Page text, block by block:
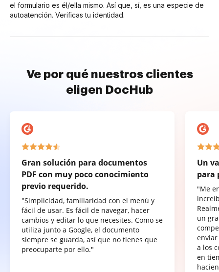
el formulario es él/ella mismo. Así que, sí, es una especie de
autoatención. Verificas tu identidad.
Ve por qué nuestros clientes
eligen DocHub
Gran solución para documentos
PDF con muy poco conocimiento
previo requerido.
"Simplicidad, familiaridad con el menú y
fácil de usar. Es fácil de navegar, hacer
cambios y editar lo que necesites. Como se
utiliza junto a Google, el documento
siempre se guarda, así que no tienes que
preocuparte por ello."
Un
para
"Me
un
a los
en